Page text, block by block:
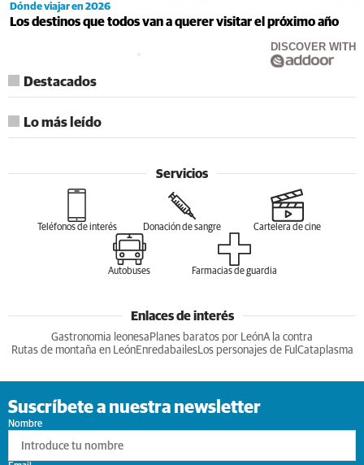
Dónde viajar en 2026
Los destinos que todos van a querer visitar el próximo año
DISCOVER WITH
Destacados
Lo más leído
Servicios
Teléfonos de interés Donación de sangre Cartelera de cine
Autobuses Farmacias de guardia
Enlaces de interés
Gastronomia leonesa Planes baratos por LeónA la contra
Rutas de montaña en LeónEnredabailesLos personajes de Ful Cataplasma
Suscríbete a nuestra newsletter
Nombre